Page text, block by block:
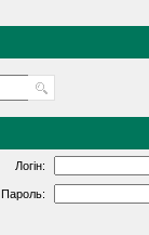
Логін:
Пароль: